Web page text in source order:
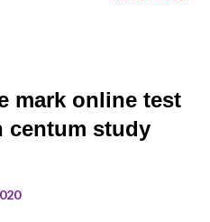
mark online test
centum study